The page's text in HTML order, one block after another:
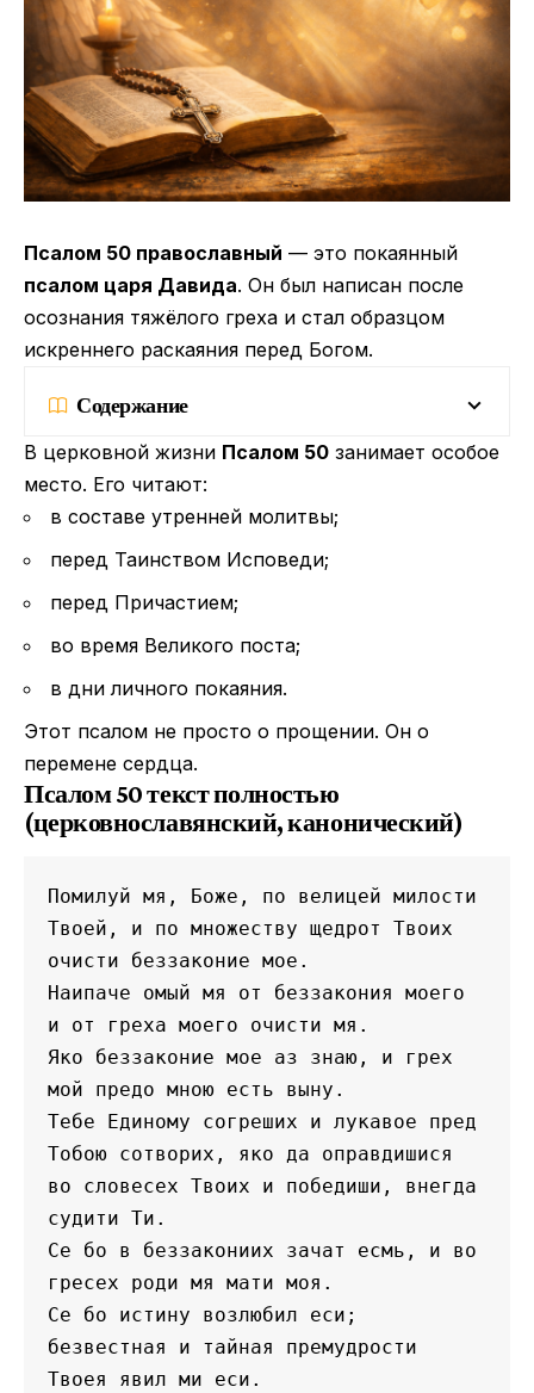
Псалом 50 православный — это покаянный
псалом царя Давида. Он был написан после
осознания тяжёлого греха и стал образцом
искреннего раскаяния перед Богом.
Содержание
В церковной жизни Псалом 50 занимает особое
место. Его читают:
в составе утренней молитвы;
перед Таинством Исповеди;
перед Причастием;
во время Великого поста;
в дни личного покаяния.
Этот псалом не просто о прощении. Он о
перемене сердца.
Псалом 50 текст полностью
(церковнославянский, канонический)
Помилуй мя, Боже, по велицей милости
Твоей, и по множеству щедрот Твоих
очисти беззаконие мое.
Наипаче омый мя от беззакония моего
и от греха моего очисти мя.
Яко беззаконие мое аз знаю, и грех
мой предо мною есть выну.
Тебе Единому согреших и лукавое пред
Тобою сотворих, яко да оправдишися
во словесех Твоих и победиши, внегда
судити Ти.
Се бо в беззакониих зачат есмь, и во
гресех роди мя мати моя.
Се бо истину возлюбил еси;
безвестная и тайная премудрости
Твоея явил ми еси.